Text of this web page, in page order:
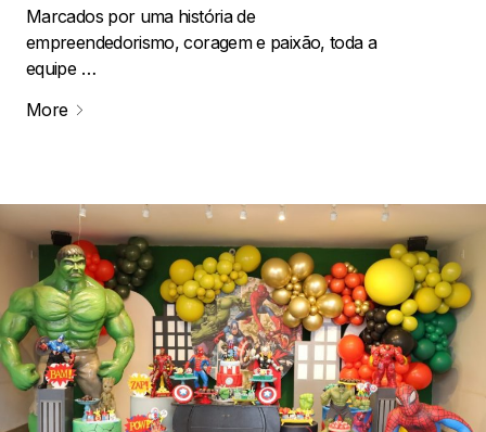
Marcados por uma história de
empreendedorismo, coragem e paixão, toda a
equipe …
More